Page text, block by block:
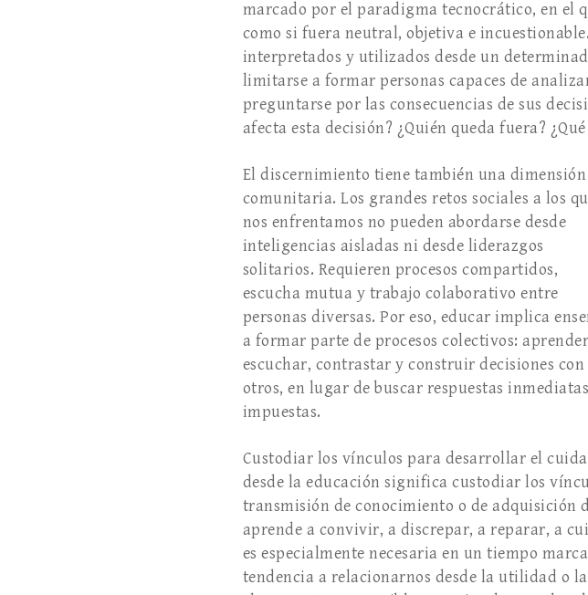
marcado por el paradigma tecnocrático, en el
como si fuera neutral, objetiva e
interpretados y utilizados desde un
limitarse a formar personas capaces de
preguntarse por las consecuencias de sus
afecta esta decisión? ¿Quién queda fuera?
El discernimiento tiene también una dimensión
comunitaria. Los grandes retos sociales a los
nos enfrentamos no pueden abordarse desde
inteligencias aisladas ni desde liderazgos
solitarios. Requieren procesos compartidos,
escucha mutua y trabajo colaborativo entre
personas diversas. Por eso, educar implica
a formar parte de procesos colectivos:
escuchar, contrastar y construir decisiones con
otros, en lugar de buscar respuestas
impuestas.
Custodiar los vínculos para desarrollar el
desde la educación significa custodiar los
transmisión de conocimiento o de adquisición
aprende a convivir, a discrepar, a reparar, a
es especialmente necesaria en un tiempo
tendencia a relacionarnos desde la utilidad o